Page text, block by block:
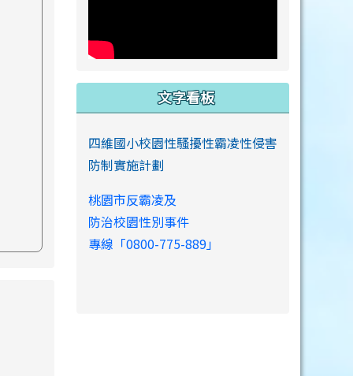
文字看板
四維國小校園性騷擾性霸凌性侵害
防制實施計劃
桃園市反霸凌及
防治校園性別事件
專線「0800-775-889」